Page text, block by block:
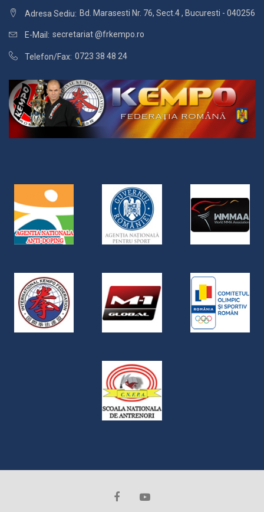
Adresa Sediu: Bd. Marasesti Nr. 76, Sect.4 , Bucuresti - 040256
E-Mail: secretariat @frkempo.ro
Telefon/Fax: 0723 38 48 24